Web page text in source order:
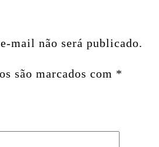
mail não será publicado.
são marcados com *